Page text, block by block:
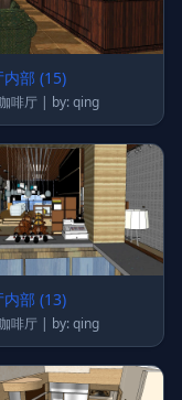
部 (15)
分类：咖啡厅 | by: qing
部 (13)
分类：咖啡厅 | by: qing